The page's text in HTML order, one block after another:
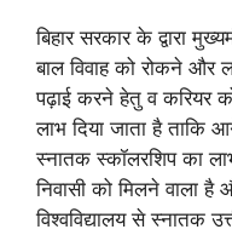
बिहार सरकार के द्वारा
बाल विवाह को रोकने
पढ़ाई करने हेतु व करियर
लाभ दिया जाता है ताकि
स्नातक स्कॉलरशिप का
निवासी को मिलने वाला है
विश्वविद्यालय से स्नातक